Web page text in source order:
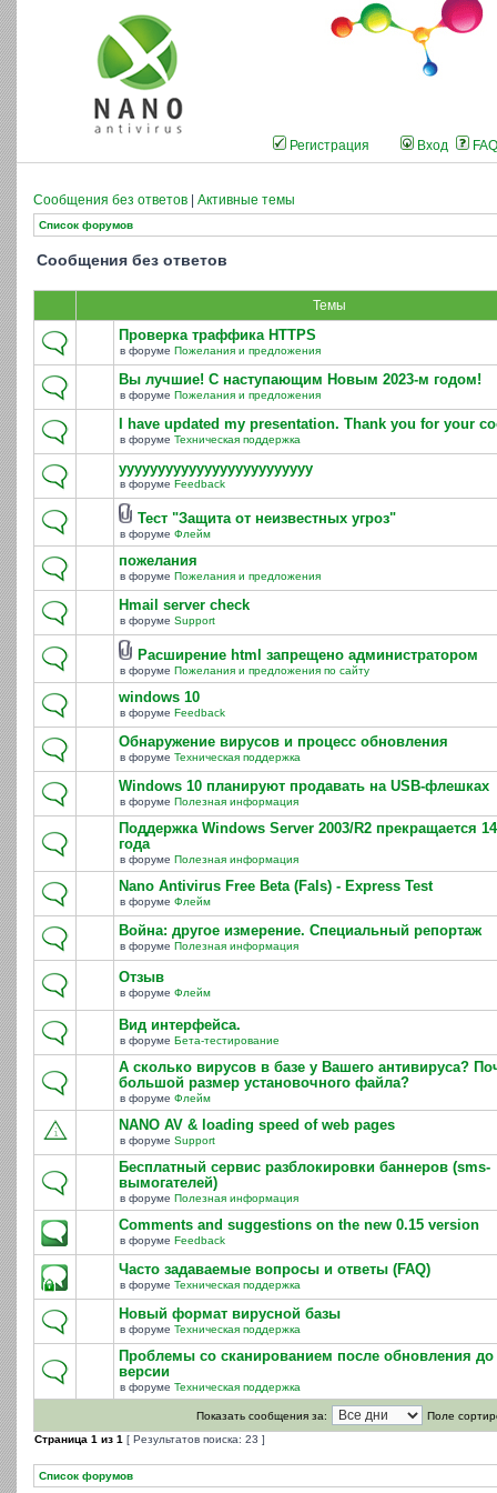
Регистрация Вход FAQ
Сообщения без ответов Активные темы
Список форумов
Сообщения без ответов
Темы
Проверка траффика HTTPS
в форуме Пожелания и предложения
Вы лучшие! С наступающим Новым 2023-м годом!
в форуме Пожелания и предложения
I have updated my presentation. Thank you for your
в форуме Техническая поддержка
yyyyyyyyyyyyyyyyyyyyyyyyy
в форуме Feedback
Тест "Защита от неизвестных угроз"
в форуме Флейм
пожелания
в форуме Пожелания и предложения
Hmail server check
в форуме Support
Расширение html запрещено администратором
в форуме Пожелания и предложения по сайту
windows 10
в форуме Feedback
Обнаружение вирусов и процесс обновления
в форуме Техническая поддержка
Windows 10 планируют продавать на USB-флешках
в форуме Полезная информация
Поддержка Windows Server 2003/R2 прекращается
года
в форуме Полезная информация
Nano Antivirus Free Beta (Fals) - Express Test
в форуме Флейм
Война: другое измерение. Специальный репортаж
в форуме Полезная информация
Отзыв
в форуме Флейм
Вид интерфейса.
в форуме Бета-тестирование
А сколько вирусов в базе у Вашего антивируса?
большой размер установочного файла?
в форуме Флейм
NANO AV & loading speed of web pages
в форуме Support
Бесплатный сервис разблокировки баннеров (sms-
вымогателей)
в форуме Полезная информация
Comments and suggestions on the new 0.15 version
в форуме Feedback
Часто задаваемые вопросы и ответы (FAQ)
в форуме Техническая поддержка
Новый формат вирусной базы
в форуме Техническая поддержка
Проблемы со сканированием после обновления до
версии
в форуме Техническая поддержка
Показать сообщения за:
Поле
Страница 1 из 1 [ Результатов поиска: 23 ]
Список форумов